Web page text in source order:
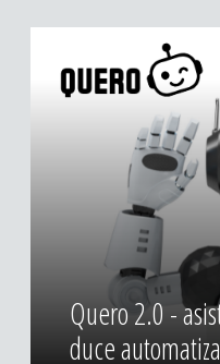
Quero 2.0 -
duce